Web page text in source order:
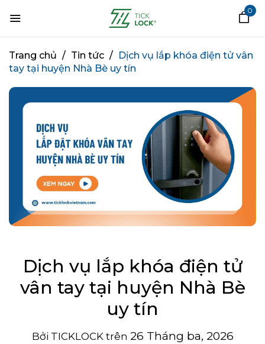
0
Trang chủ / Tin tức / Dịch vụ lắp khóa điện tử vân
tay tại huyện Nhà Bè uy tín
Dịch vụ lắp khóa điện tử
vân tay tại huyện Nhà Bè
uy tín
Bởi TICKLOCKtrên 26 Tháng ba, 2026